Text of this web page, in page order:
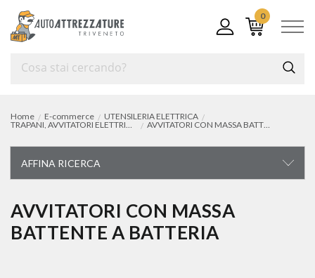
0
Home E-commerce
UTENSILERIA ELETTRICA
TRAPANI, AVVITATORI ELETTRICI E TASSELLATORI
AVVITATORI CON MASSA BATTENTE A BATTERIA
AFFINA RICERCA
UTENSILERIA ELETTRICA
trapani, avvitatori elettrici e tassellatori
AVVITATORI CON MASSA
BATTENTE A BATTERIA